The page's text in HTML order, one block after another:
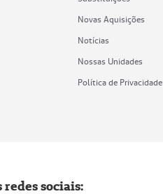
Novas Aquisições
Notícias
Nossas Unidades
Política de Privacidade
redes sociais: